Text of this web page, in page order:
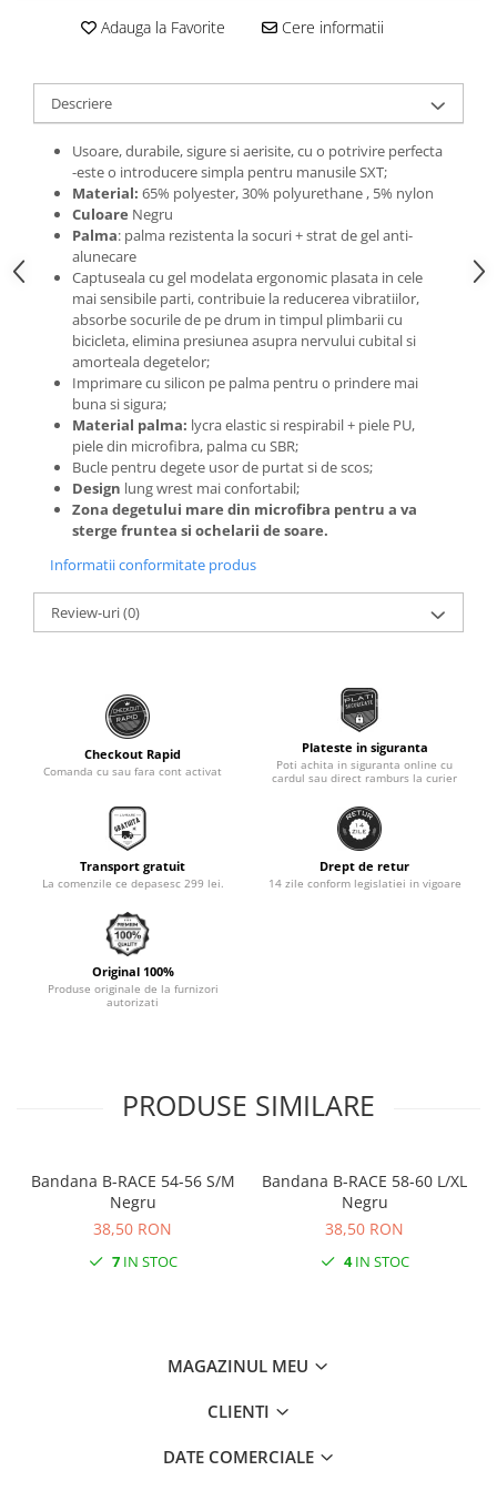
Accesorii Remorca
Roti ajutatoare
Scaune pentru Copii
Transport si Depozitare
Suspensii Spate
Butuci Roata
Pinioane
Schimbator Pinioane
Schimbator Foi
Manete Schimbator
Etrier frana
Angrenaje
Ureche cadru
Disc frana
Cuvete
Monobloc
Adauga la Favorite Cere informatii
Descriere
Usoare, durabile, sigure si aerisite, cu o potrivire perfecta
-este o introducere simpla pentru manusile SXT;
Material: 65% polyester, 30% polyurethane , 5% nylon
Culoare Negru
Palma: palma rezistenta la socuri + strat de gel anti-
alunecare
Captuseala cu gel modelata ergonomic plasata in cele
mai sensibile parti, contribuie la reducerea vibratiilor,
absorbe socurile de pe drum in timpul plimbarii cu
bicicleta, elimina presiunea asupra nervului cubital si
amorteala degetelor;
Imprimare cu silicon pe palma pentru o prindere mai
buna si sigura;
Material palma: lycra elastic si respirabil + piele PU,
piele din microfibra, palma cu SBR;
Bucle pentru degete usor de purtat si de scos;
Design lung wrest mai confortabil;
Zona degetului mare din microfibra pentru a va
sterge fruntea si ochelarii de soare.
Informatii conformitate produs
Review-uri(0)
Checkout Rapid
Comanda cu sau fara cont activat
Plateste in siguranta
Poti achita in siguranta online cu
cardul sau direct ramburs la curier
Transport gratuit
La comenzile ce depasesc 299 lei.
Drept de retur
14 zile conform legislatiei in vigoare
Original 100%
Produse originale de la furnizori
autorizati
PRODUSE SIMILARE
Bandana B-RACE 54-56 S/M
Negru
38,50 RON
7IN STOC
Bandana B-RACE 58-60 L/XL
Negru
38,50 RON
4IN STOC
MAGAZINUL MEU
CLIENTI
DATE COMERCIALE